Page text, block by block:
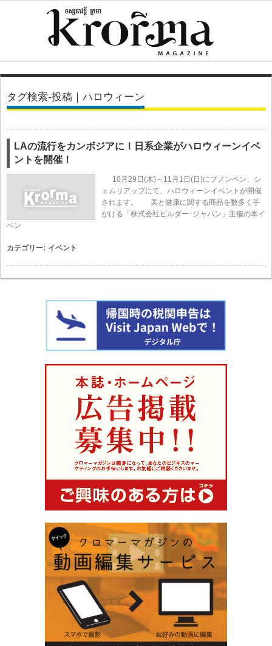
タグ検索-投稿｜ハロウィーン
LAの流行をカンボジアに！日系企業がハロウィーンイベ
ントを開催！
10月29日(木)～11月1日(日)にプノンペン、シ
ェムリアップにて、ハロウィーンイベントが開催
されます。 美と健康に関する商品を数多く手
がける「株式会社ビルダー･ジャパン」主催の本イ
ベン
カテゴリー: イベント